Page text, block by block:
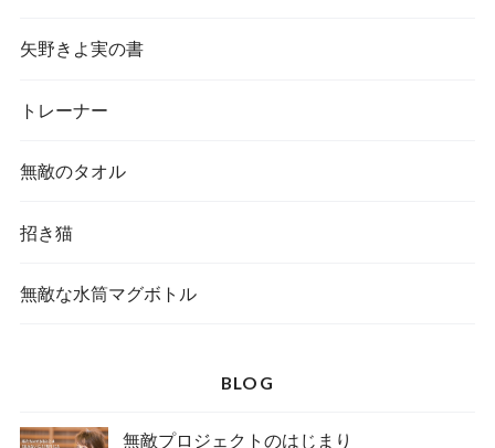
矢野きよ実の書
トレーナー
無敵のタオル
招き猫
無敵な水筒マグボトル
BLOG
無敵プロジェクトのはじまり